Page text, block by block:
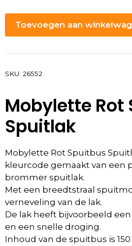
Toevoegen aan
SKU: 26552
Mobylette Rot
Spuitlak
Mobylette Rot Spuitbus
kleurcode gemaakt van een
brommer spuitlak.
Met een breedtstraal
verneveling van de lak.
De lak heeft bijvoorbeeld
en een snelle droging.
Inhoud van de spuitbus is